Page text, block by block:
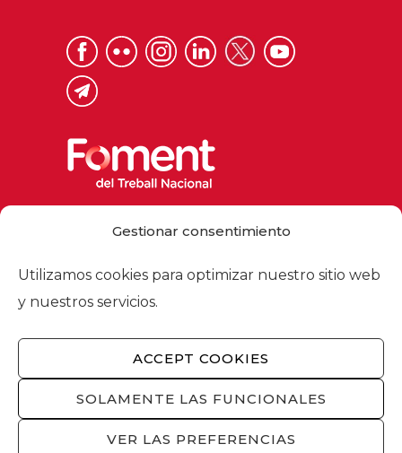
Gestionar consentimiento
Utilizamos cookies para optimizar nuestro sitio web
y nuestros servicios.
ACCEPT COOKIES
SOLAMENTE LAS FUNCIONALES
VER LAS PREFERENCIAS
foment@foment.com
© 2026 - Foment del Treball Nacional
de privacidad /Política de cookies